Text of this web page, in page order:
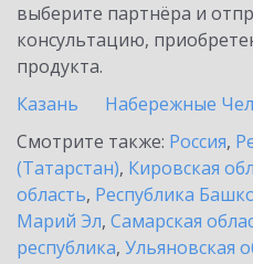
выберите партнёра и
консультацию,
продукта.
Казань
Набережные
Смотрите также: Россия,
(Татарстан), Кировская
область, Республика
Марий Эл, Самарская
республика, Ульяновская